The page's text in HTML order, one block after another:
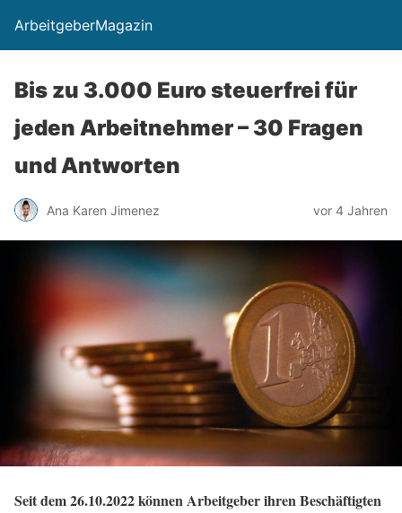
ArbeitgeberMagazin
Bis zu 3.000 Euro steuerfrei für
jeden Arbeitnehmer – 30 Fragen
und Antworten
Ana Karen Jimenez vor 4 Jahren
Seit dem 26.10.2022 können Arbeitgeber ihren Beschäftigten